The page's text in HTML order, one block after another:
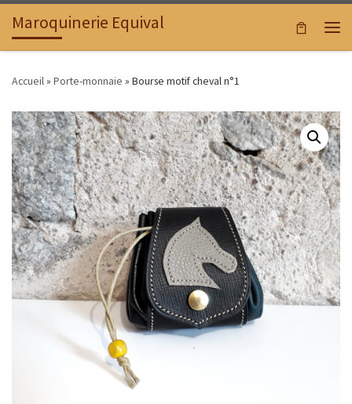
Passer au contenu
Maroquinerie Equival
Accueil» Porte-monnaie » Bourse motif cheval n°1